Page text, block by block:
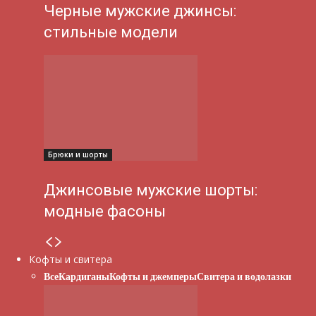
Черные мужские джинсы:
стильные модели
Брюки и шорты
Джинсовые мужские шорты:
модные фасоны
Кофты и свитера
ВсеКардиганыКофты и джемперыСвитера и водолазки